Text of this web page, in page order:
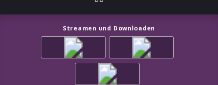
Streamen und Downloaden